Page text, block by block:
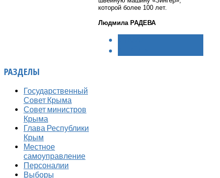
которой более 100 лет.
Людмила РАДЕВА
РАЗДЕЛЫ
Государственный
Совет Крыма
Совет министров
Крыма
Глава Республики
Крым
Местное
самоуправление
Персоналии
Выборы